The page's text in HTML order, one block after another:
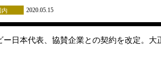
内 2020.05.15
ー日本代表、協賛企業との契約を改定。大